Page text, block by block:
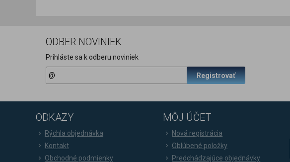
ODBER NOVINIEK
Prihláste sa k odberu noviniek
Registrovať
ODKAZY
Rýchla objednávka
Kontakt
Obchodné podmienky
MÔJ ÚČET
Nová registrácia
Oblúbené položky
Predchádzajúce objednávky